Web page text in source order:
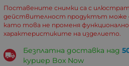
Поставените снимки са с
действителност продуктът може
като това не променя
характеристиките на изделието.
Безплатна доставка над
куриер Box Now